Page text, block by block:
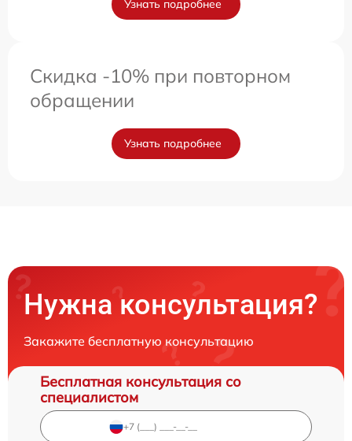
Узнать подробнее
Скидка -10% при повторном
обращении
Узнать подробнее
Нужна консультация?
Закажите бесплатную консультацию
Бесплатная консультация со
специалистом